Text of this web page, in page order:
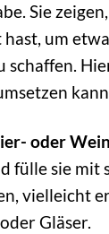
Sie
um
schaffen.
oder
fülle sie mit
vielleicht
Gläser.